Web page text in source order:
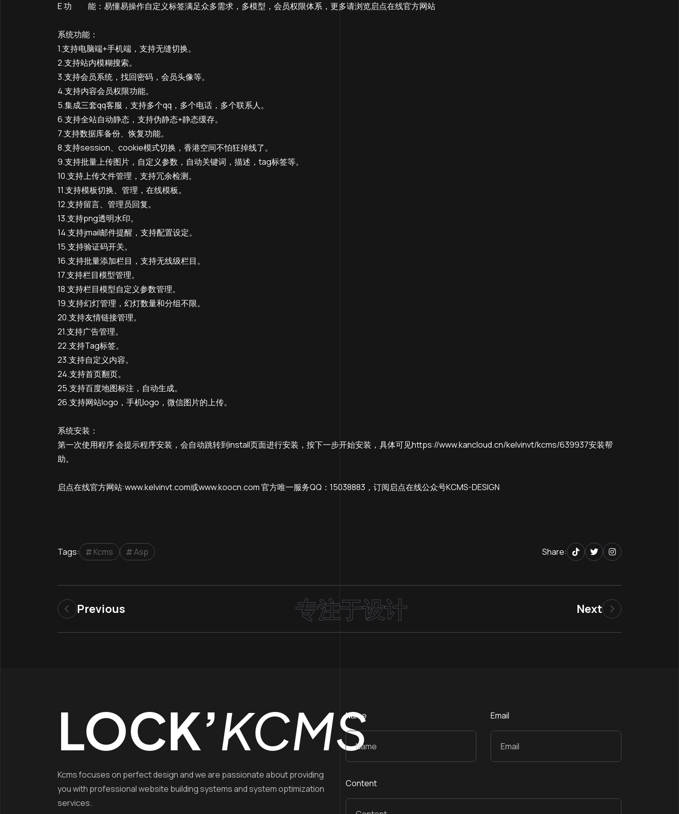
E 功 能：易懂易操作自定义标签满足众多需求，多模型，会员权限体系，更多请浏览启点在线官方网站
系统功能：
1.支持电脑端+手机端，支持无缝切换。
2.支持站内模糊搜索。
3.支持会员系统，找回密码，会员头像等。
4.支持内容会员权限功能。
5.集成三套qq客服，支持多个qq，多个电话，多个联系人。
6.支持全站自动静态，支持伪静态+静态缓存。
7.支持数据库备份、恢复功能。
8.支持session、cookie模式切换，香港空间不怕狂掉线了。
9.支持批量上传图片，自定义参数，自动关键词，描述，tag标签等。
10.支持上传文件管理，支持冗余检测。
11.支持模板切换、管理，在线模板。
12.支持留言、管理员回复。
13.支持png透明水印。
14.支持jmail邮件提醒，支持配置设定。
15.支持验证码开关。
16.支持批量添加栏目，支持无线级栏目。
17.支持栏目模型管理。
18.支持栏目模型自定义参数管理。
19.支持幻灯管理，幻灯数量和分组不限。
20.支持友情链接管理。
21.支持广告管理。
22.支持Tag标签。
23.支持自定义内容。
24.支持首页翻页。
25.支持百度地图标注，自动生成。
26.支持网站logo，手机logo，微信图片的上传。
系统安装：
第一次使用程序 会提示程序安装，会自动跳转到install页面进行安装，按下一步开始安装，具体可见https://www.kancloud.cn/kelvinvt/kcms/639937安装帮
助。
启点在线官方网站:www.kelvinvt.com或www.koocn.com 官方唯一服务QQ：15038883，订阅启点在线公众号KCMS-DESIGN
Tags: Kcms Asp Share:
Previous 专注于设计 Next
LOCK’KCMS
Kcms focuses on perfect design and we are passionate about providing
you with professional website building systems and system optimization
services.
Name Email
Content